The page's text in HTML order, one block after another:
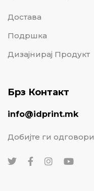
Достава
Подршка
Дизајнирај Продукт
Брз Контакт
info@idprint.mk
Добијте ги